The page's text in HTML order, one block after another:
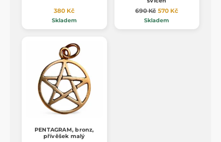
380 Kč
Skladem
690 Kč 570 Kč
Skladem
PENTAGRAM, bronz,
přívěšek malý